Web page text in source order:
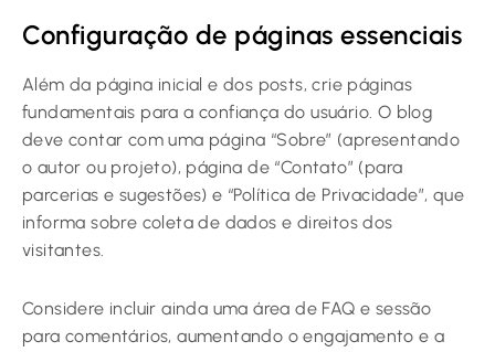
Configuração de páginas essenciais
Além da página inicial e dos posts, crie páginas
fundamentais para a confiança do usuário. O blog
deve contar com uma página “Sobre” (apresentando
o autor ou projeto), página de “Contato” (para
parcerias e sugestões) e “Política de Privacidade”, que
informa sobre coleta de dados e direitos dos
visitantes.
Considere incluir ainda uma área de FAQ e sessão
para comentários, aumentando o engajamento e a